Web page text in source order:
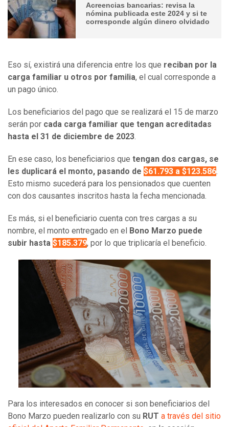
Acreencias bancarias: revisa la
nómina publicada este 2024 y si te
corresponde algún dinero olvidado
Eso sí, existirá una diferencia entre los que reciban por la
carga familiar u otros por familia, el cual corresponde a
un pago único.
Los beneficiarios del pago que se realizará el 15 de marzo
serán por cada carga familiar que tengan acreditadas
hasta el 31 de diciembre de 2023.
En ese caso, los beneficiarios que tengan dos cargas, se
les duplicará el monto, pasando de $61.793 a $123.586.
Esto mismo sucederá para los pensionados que cuenten
con dos causantes inscritos hasta la fecha mencionada.
Es más, si el beneficiario cuenta con tres cargas a su
nombre, el monto entregado en el
Bono Marzo puede
subir hasta $185.379, por lo que triplicaría el beneficio.
Para los interesados en conocer si son beneficiarios del
Bono Marzo pueden realizarlo con su RUT a través del sitio